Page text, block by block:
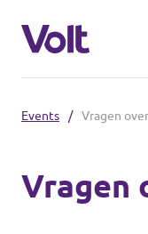
Afdelingen
Volt
Events / Vragen
Vragen